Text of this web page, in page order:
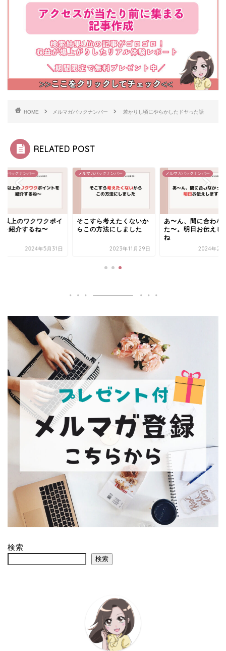
HOME メルマガバックナンバー 若かりし頃にやらかしたドヤった話
RELATED POST
ガバックナンバー
以上のワクワクポイ
を紹介するね〜
2024年5月31日
メルマガバックナンバー
そこすら考えたくないか
らこの方法にしました
2023年11月29日
メルマガバックナンバー
あ〜ん、間に合わな
た〜。明日お伝えし
ね
2024年2
検索
検索